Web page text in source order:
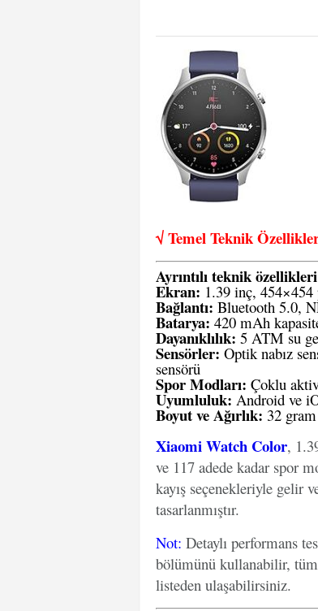
√ Temel Teknik Öze
Ayrıntılı teknik
Ekran: 1.39 inç,
Bağlantı: Bluetooth 5.0,
Batarya: 420 mAh
Dayanıklılık: 5 ATM su
Sensörler: Optik nabız
sensörü
Spor Modları: Çoklu
Uyumluluk: Android ve
Boyut ve Ağırlık: 32 gram
Xiaomi Watch Color,
ve 117 adede kadar spor
kayış seçenekleriyle gelir
tasarlanmıştır.
Not: Detaylı performans
bölümünü kullanabilir,
listeden ulaşabilirsiniz.